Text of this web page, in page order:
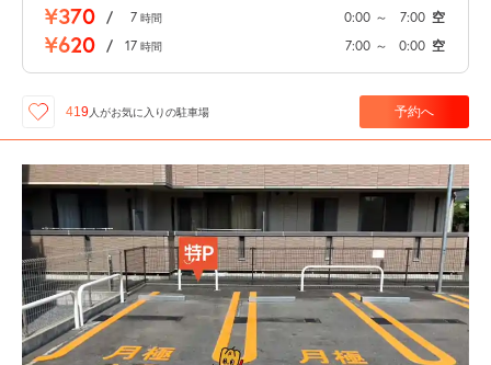
¥370 / 7 時間 0:00 ～ 7:00 空
¥620 / 17 時間 7:00 ～ 0:00 空
419 人がお気に入りの駐車場 予約へ